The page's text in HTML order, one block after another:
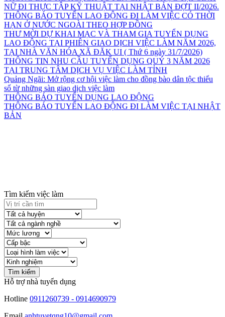
NỮ ĐI THỰC TẬP KỸ THUẬT TẠI NHẬT BẢN ĐỢT II/2026.
THÔNG BÁO TUYỂN LAO ĐỘNG ĐI LÀM VIỆC CÓ THỜI
HẠN Ở NƯỚC NGOÀI THEO HỢP ĐỒNG
THƯ MỜI DỰ KHAI MẠC VÀ THAM GIA TUYỂN DỤNG
LAO ĐỘNG TẠI PHIÊN GIAO DỊCH VIỆC LÀM NĂM 2026,
TẠI NHÀ VĂN HÓA XÃ ĐĂK UI ( Thứ 6 ngày 31/7/2026)
THÔNG TIN NHU CẦU TUYỂN DỤNG QUÝ 3 NĂM 2026
TẠI TRUNG TÂM DỊCH VỤ VIỆC LÀM TỈNH
Quảng Ngãi: Mở rộng cơ hội việc làm cho đồng bào dân tộc thiểu
số từ những sàn giao dịch việc làm
THÔNG BÁO TUYỂN DỤNG LAO ĐỘNG
THÔNG BÁO TUYỂN LAO ĐỘNG ĐI LÀM VIỆC TẠI NHẬT
BẢN
Tìm kiếm việc làm
Hỗ trợ nhà tuyển dụng
Hotline 0911260739 - 0914690979